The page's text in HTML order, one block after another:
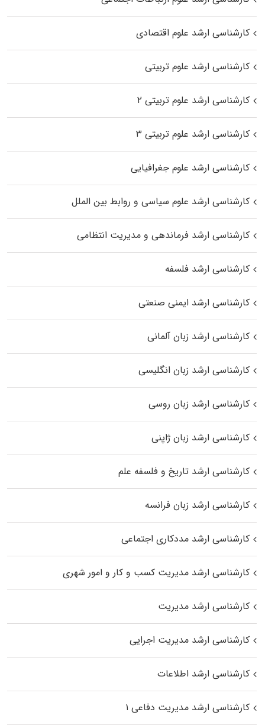
کارشناسی ارشد علوم اقتصادی
کارشناسی ارشد علوم تربیتی
کارشناسی ارشد علوم تربیتی ۲
کارشناسی ارشد علوم تربیتی ۳
کارشناسی ارشد علوم جغرافیایی
کارشناسی ارشد علوم سیاسی و روابط بین الملل
کارشناسی ارشد فرماندهی و مدیریت انتظامی
کارشناسی ارشد فلسفه
کارشناسی ارشد ایمنی صنعتی
کارشناسی ارشد زبان آلمانی
کارشناسی ارشد زبان انگلیسی
کارشناسی ارشد زبان روسی
کارشناسی ارشد زبان ژاپنی
کارشناسی ارشد تاریخ و فلسفه علم
کارشناسی ارشد زبان فرانسه
کارشناسی ارشد مددکاری اجتماعی
کارشناسی ارشد مدیریت کسب و کار و امور شهری
کارشناسی ارشد مدیریت
کارشناسی ارشد مدیریت اجرایی
کارشناسی ارشد اطلاعات
کارشناسی ارشد مدیریت دفاعی ۱